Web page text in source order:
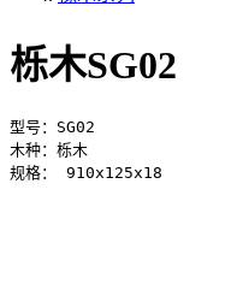
栎木SG02
型号：SG02
木种：栎木
规格： 910x125x18